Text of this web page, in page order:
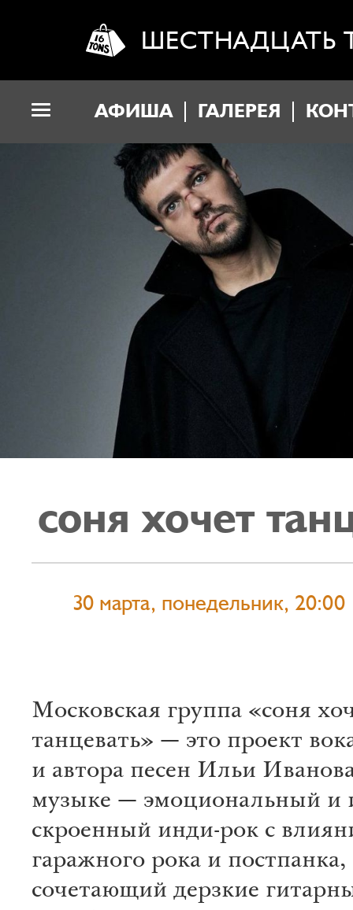
ШЕСТНАДЦАТЬ
АФИША ГАЛЕРЕЯ
соня хочет
30 марта, понедельник, 20:00
Московская группа «соня
танцевать» — это проект
и автора песен Ильи
музыке — эмоциональный и
скроенный инди-рок с
гаражного рока и постпанка,
сочетающий дерзкие